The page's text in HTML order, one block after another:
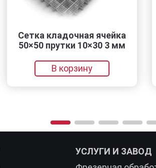
Сетка кладочная ячейка
50×50 прутки 10×30 3 мм
В корзину
УСЛУГИ И ЗАВОД